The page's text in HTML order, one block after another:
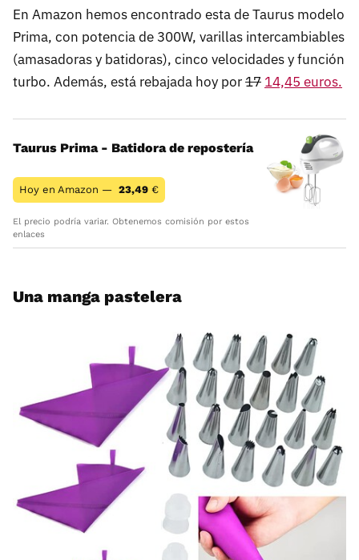
En Amazon hemos encontrado esta de Taurus modelo
Prima, con potencia de 300W, varillas intercambiables
(amasadoras y batidoras), cinco velocidades y función
turbo. Además, está rebajada hoy por17 14,45 euros.
Taurus Prima - Batidora de repostería
Hoy en Amazon — 23,49 €
El precio podría variar. Obtenemos comisión por estos
enlaces
Una manga pastelera